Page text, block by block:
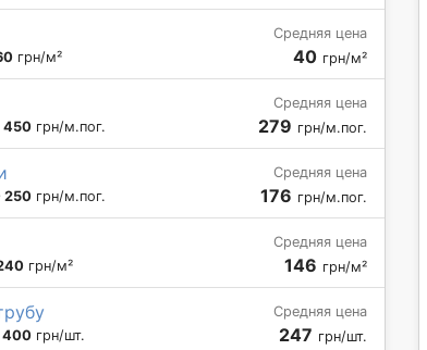
грн/м²
Средняя цена
40 грн/м²
450 грн/м.пог.
Средняя цена
279 грн/м.пог.
250 грн/м.пог.
Средняя цена
176 грн/м.пог.
грн/м²
Средняя цена
146 грн/м²
400 грн/шт.
Средняя цена
247 грн/шт.